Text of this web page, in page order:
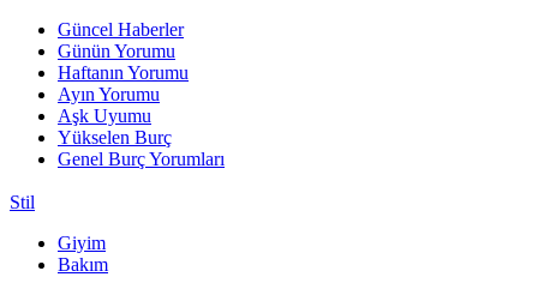
Güncel Haberler
Günün Yorumu
Haftanın Yorumu
Ayın Yorumu
Aşk Uyumu
Yükselen Burç
Genel Burç Yorumları
Stil
Giyim
Bakım